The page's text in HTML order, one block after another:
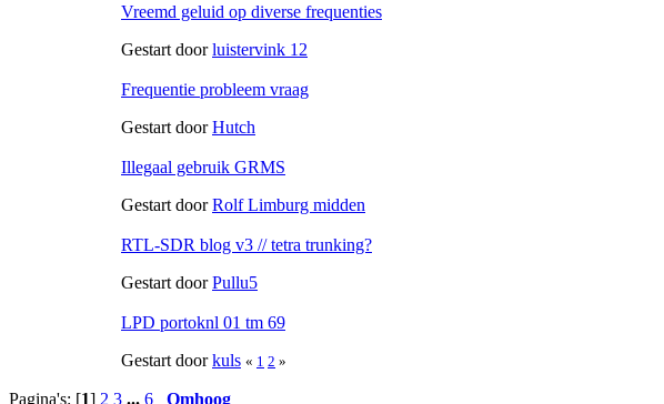
Vreemd geluid op diverse frequenties
Gestart doorluistervink 12
Frequentie probleem vraag
Gestart doorHutch
Illegaal gebruik GRMS
Gestart doorRolf Limburg midden
RTL-SDR blog v3 // tetra trunking?
Gestart doorPullu5
LPD portoknl 01 tm 69
Gestart doorkuls « 1 2 »
Pagina's: [1] 2 3 ... 6 Omhoog